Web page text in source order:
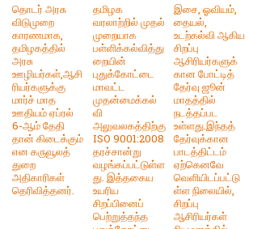
தொடர் அரசு
விடுமுறை
காரணமாக,
தமிழகத்தில்
அரசு
ஊழியர்கள்,ஆசி
ரியர்களுக்கு
மார்ச் மாத
ஊதியம் ஏப்ரல்
6-ஆம் தேதி
தான் கிடைக்கும்
என கருவூலத்
துறை
அதிகாரிகள்
தெரிவித்தனர்.
தமிழக
வரலாற்றில் முதல்
முறையாக
பள்ளிக்கல்வித்து
றையின்
புதுக்கோட்டை
மாவட்ட
முதன்மைக்கல்
வி
அலுவலகத்திற்கு
ISO 9001:2008
தரச்சான்று
வழங்கப்பட்டுள்ள
து. இத்தகைய
உயரிய
சிறப்பினைப்
பெற்றுத்தந்த
இசை, ஓவியம்,
தையல்,
உடற்கல்வி ஆகிய
சிறப்பு
ஆசிரியர்களுக்
கான போட்டித்
தேர்வு ஜூன்
மாதத்தில்
நடத்தப்பட
உள்ளது.இந்தத்
தேர்வுக்கான
பாடத்திட்டம்
ஏற்கெனவே
வெளியிடப்பட்டு
ள்ள நிலையில்,
சிறப்பு
ஆசிரியர்கள்